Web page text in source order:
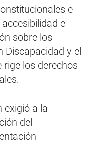
e
e
sobre los
Discapacidad y el
rige los derechos
exigió a la
del